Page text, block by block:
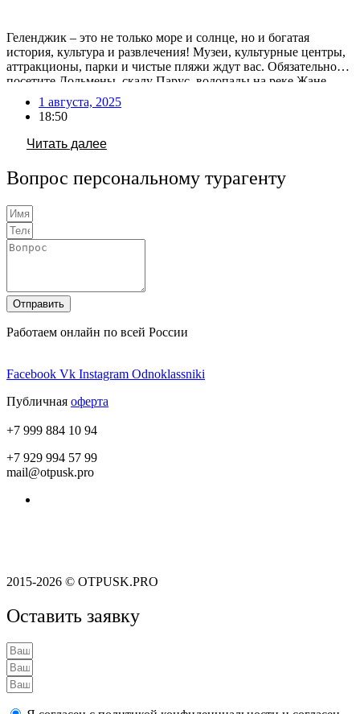
Геленджик – это не только море и солнце, но и богатая
история, культура и развлечения! Музеи, культурные центры,
аттракционы, парки и чистые пляжи ждут вас. Обязательно
посетите Дольмены, скалу Парус, водопады на реке Жане,
прокатитесь на канатной дороге, побывайте в Сафари-парке и
океанариуме. Кстати, за последние дни в Геленджике сильно
вырос турпоток после открытия аэропорта. […]
1 августа, 2025
18:50
Читать далее
Вопрос персональному турагенту
Отправить
Работаем онлайн по всей России
Facebook Vk Instagram Odnoklassniki
Публичная оферта
+7 999 884 10 94
+7 929 994 57 99
mail@otpusk.pro
2015-2026 © OTPUSK.PRO
Оставить заявку